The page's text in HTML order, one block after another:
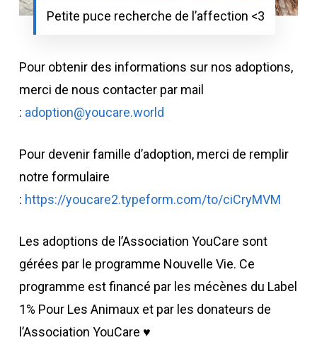
Petite puce recherche de l’affection <3
Pour obtenir des informations sur nos adoptions,
merci de nous contacter par mail
: adoption@youcare.world
Pour devenir famille d’adoption, merci de remplir
notre formulaire
: https://youcare2.typeform.com/to/ciCryMVM
Les adoptions de l’Association YouCare sont
gérées par le programme Nouvelle Vie. Ce
programme est financé par les mécènes du Label
1% Pour Les Animaux et par les donateurs de
l’Association YouCare ♥